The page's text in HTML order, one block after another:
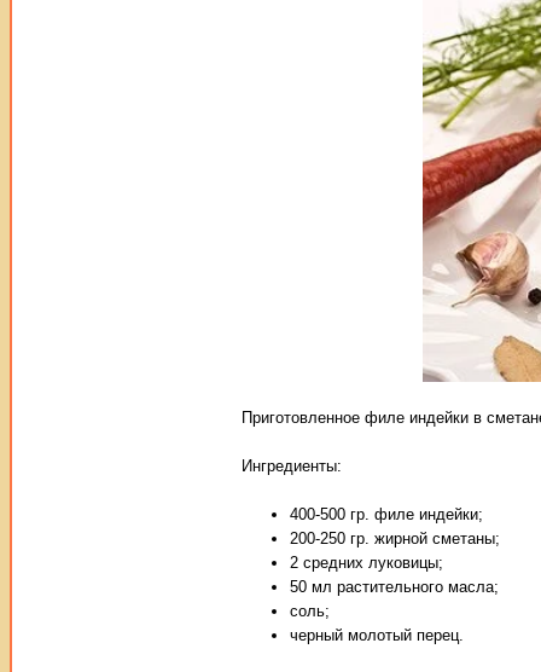
Приготовленное филе индейки в
Ингредиенты:
400-500 гр. филе индейки;
200-250 гр. жирной сметаны;
2 средних луковицы;
50 мл растительного масла;
соль;
черный молотый перец.